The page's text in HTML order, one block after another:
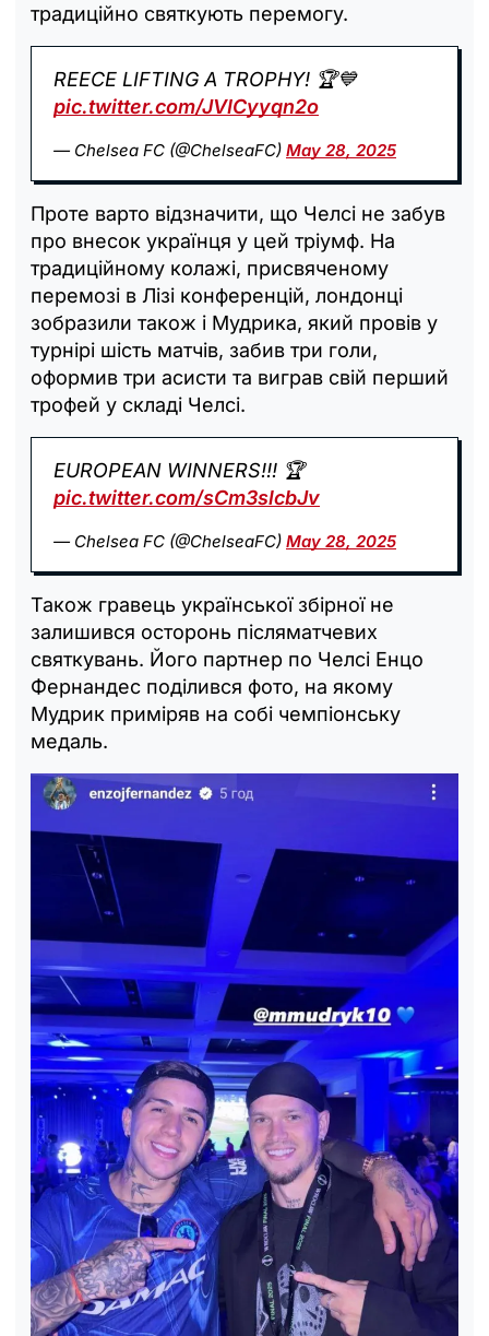
традиційно святкують перемогу.
REECE LIFTING A TROPHY! 🏆💙
pic.twitter.com/JVICyyqn2o
— Chelsea FC (@ChelseaFC) May 28, 2025
Проте варто відзначити, що Челсі не забув
про внесок українця у цей тріумф. На
традиційному колажі, присвяченому
перемозі в Лізі конференцій, лондонці
зобразили також і Мудрика, який провів у
турнірі шість матчів, забив три голи,
оформив три асисти та виграв свій перший
трофей у складі Челсі.
EUROPEAN WINNERS!!! 🏆
pic.twitter.com/sCm3slcbJv
— Chelsea FC (@ChelseaFC) May 28, 2025
Також гравець української збірної не
залишився осторонь післяматчевих
святкувань. Його партнер по Челсі Енцо
Фернандес поділився фото, на якому
Мудрик приміряв на собі чемпіонську
медаль.